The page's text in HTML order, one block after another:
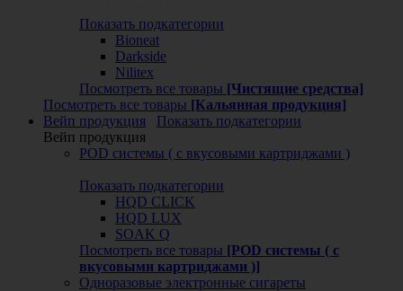
Показать подкатегории
Bioneat
Darkside
Nilitex
Посмотреть все товары [Чистящие средства]
Посмотреть все товары [Кальянная продукция]
Вейп продукция
Показать подкатегории
Вейп продукция
POD системы ( с вкусовыми картриджами )
Показать подкатегории
HQD CLICK
HQD LUX
SOAK Q
Посмотреть все товары [POD системы ( с
вкусовыми картриджами )]
Одноразовые электронные сигареты